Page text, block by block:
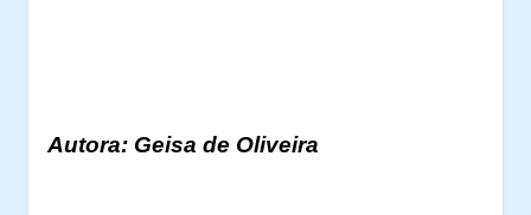
Autora: Geisa de Oliveira